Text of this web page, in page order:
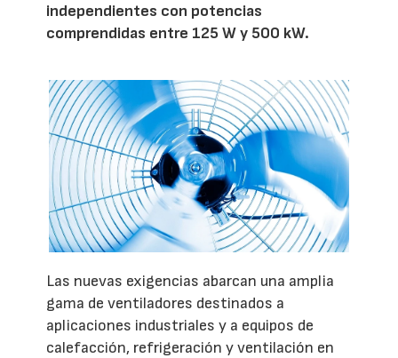
independientes con potencias
comprendidas entre 125 W y 500 kW.
Las nuevas exigencias abarcan una amplia
gama de ventiladores destinados a
aplicaciones industriales y a equipos de
calefacción, refrigeración y ventilación en